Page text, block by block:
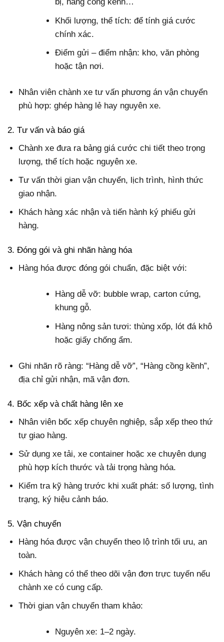
bị, hàng cồng kềnh…
Khối lượng, thể tích: để tính giá cước
chính xác.
Điểm gửi – điểm nhận: kho, văn phòng
hoặc tận nơi.
Nhân viên chành xe tư vấn phương án vận chuyển
phù hợp: ghép hàng lẻ hay nguyên xe.
2. Tư vấn và báo giá
Chành xe đưa ra bảng giá cước chi tiết theo trọng
lượng, thể tích hoặc nguyên xe.
Tư vấn thời gian vận chuyển, lịch trình, hình thức
giao nhận.
Khách hàng xác nhận và tiến hành ký phiếu gửi
hàng.
3. Đóng gói và ghi nhãn hàng hóa
Hàng hóa được đóng gói chuẩn, đặc biệt với:
Hàng dễ vỡ: bubble wrap, carton cứng,
khung gỗ.
Hàng nông sản tươi: thùng xốp, lót đá khô
hoặc giấy chống ẩm.
Ghi nhãn rõ ràng: “Hàng dễ vỡ”, “Hàng cồng kềnh”,
địa chỉ gửi nhận, mã vận đơn.
4. Bốc xếp và chất hàng lên xe
Nhân viên bốc xếp chuyên nghiệp, sắp xếp theo thứ
tự giao hàng.
Sử dụng xe tải, xe container hoặc xe chuyên dụng
phù hợp kích thước và tải trọng hàng hóa.
Kiểm tra kỹ hàng trước khi xuất phát: số lượng, tình
trạng, ký hiệu cảnh báo.
5. Vận chuyển
Hàng hóa được vận chuyển theo lộ trình tối ưu, an
toàn.
Khách hàng có thể theo dõi vận đơn trực tuyến nếu
chành xe có cung cấp.
Thời gian vận chuyển tham khảo:
Nguyên xe: 1–2 ngày.